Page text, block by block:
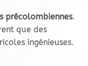
précolombiennes.
que des
ingénieuses.